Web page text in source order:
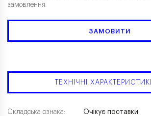
замовлення.
ЗАМОВИТИ
ТЕХНІЧНІ
Складська ознака: Очікує поставки